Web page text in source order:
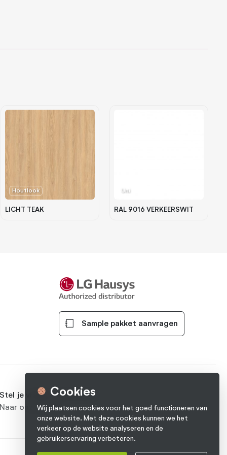
Houtlook
LICHT TEAK
Uni
RAL 9016 VERKEERSWIT
Sample pakket aanvragen
Stel je vraag op Facebook
Naar onze pagina
Cookies
Wij plaatsen cookies voor het goed functioneren van
onze website. Met deze cookies kunnen we het
verkeer op de website analyseren en de
gebruikerservaring verbeteren.